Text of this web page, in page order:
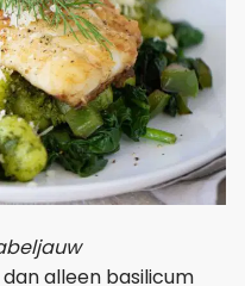
alleen basilicum